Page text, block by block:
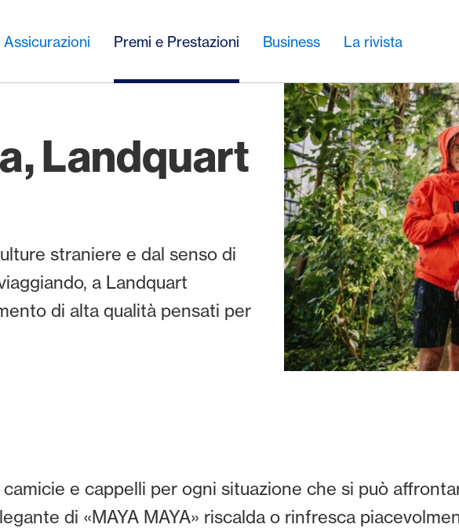
Assicurazioni Premi e Prestazioni Business La rivista
Landquart
straniere e dal senso di
a Landquart
di alta qualità pensati per
e cappelli per ogni situazione che si può
di «MAYA MAYA» riscalda o rinfresca